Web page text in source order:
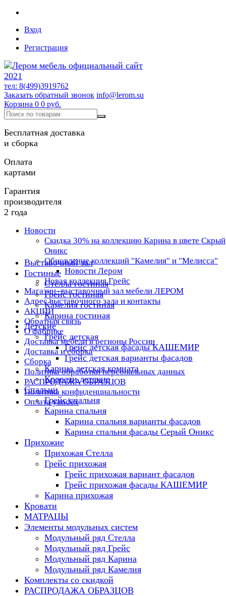
Вход
Регистрация
тел: 8(499)3919762
Заказать обратный звонок info@lerom.su
Корзина 0 0 руб.
Бесплатная доставка
и сборка
Оплата
картами
Гарантия
производителя
2 года
Новости
Скидка 30% на коллекцию Карина в цвете Скрый
Оникс
Обновление коллекций "Камелия" и "Мелисса"
Новости Лером
Новая коллекция Грейс
Магазин- выставочный зал мебели ЛЕРОМ
Адрес выставочного зала и контакты
АКЦИИ
Обратная связь
О фабрике
Доставка мебели в регионы России
Доставка и сборка
Сборка
Политика обработки персональных данных
РАСПРОДАЖА ОБРАЗЦОВ
Политика конфиденциальности
Оплата yandex
Выставочный зал
Гостиные
Стелла гостиная
Грейс гостиная
Камелия гостиная
Карина гостиная
Детские
Грейс детская
Грейс детская фасады КАШЕМИР
Грейс детская варианты фасадов
Карина детская комната
Кровати детские
Спальни
Грейс спальня
Карина спальня
Карина спальня варианты фасадов
Карина спальня фасады Серый Оникс
Прихожие
Прихожая Стелла
Грейс прихожая
Грейс прихожая вариант фасадов
Грейс прихожая фасады КАШЕМИР
Карина прихожая
Кровати
МАТРАЦЫ
Элементы модульных систем
Модульный ряд Стелла
Модульный ряд Грейс
Модульный ряд Карина
Модульный ряд Камелия
Комплекты со скидкой
РАСПРОДАЖА ОБРАЗЦОВ